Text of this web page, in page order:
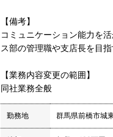
【備考】
コミュニケーション能力を
ス部の管理職や支店長を目指
【業務内容変更の範囲】
同社業務全般
勤務地 群馬県前橋市城